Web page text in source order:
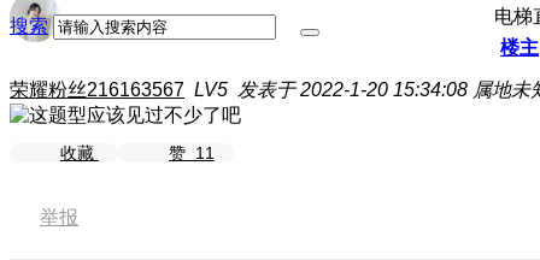
搜索 电梯
楼主
荣耀粉丝216163567 LV5 发表于 2022-1-20 15:34:08 属地未
收藏 赞 11
举报